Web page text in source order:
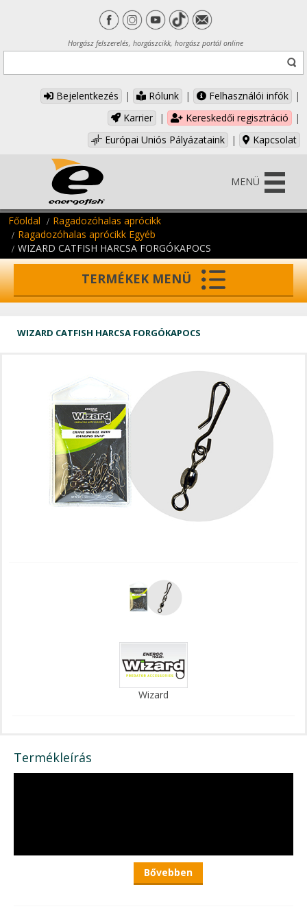
Horgász felszerelés, horgászcikk, horgász portál online
Bejelentkezés | Rólunk | Felhasználói infók
|
Karrier
| Kereskedői regisztráció
|
Európai Uniós Pályázataink
| Kapcsolat
MENÜ
Főoldal
Ragadozóhalas aprócikk
Ragadozóhalas aprócikk Egyéb
WIZARD CATFISH HARCSA FORGÓKAPOCS
TERMÉKEK MENÜ
WIZARD CATFISH HARCSA FORGÓKAPOCS
Wizard
Termékleírás
Bővebben